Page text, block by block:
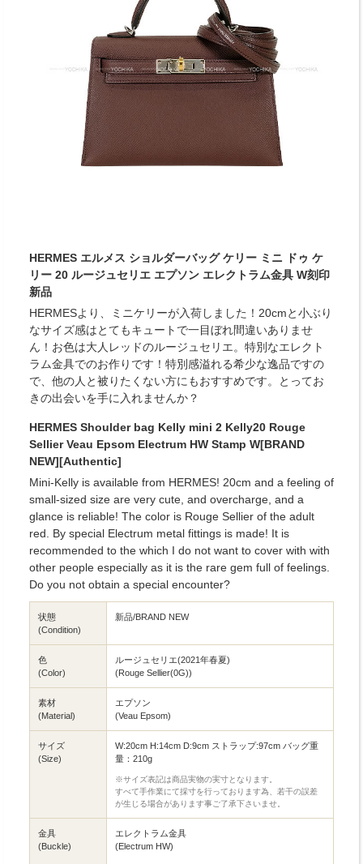
HERMES エルメス ショルダーバッグ ケリー ミニ ドゥ ケ
リー 20 ルージュセリエ エプソン エレクトラム金具 W刻印
新品
HERMESより、ミニケリーが入荷しました！20cmと小ぶり
なサイズ感はとてもキュートで一目ぼれ間違いありませ
ん！お色は大人レッドのルージュセリエ。特別なエレクト
ラム金具でのお作りです！特別感溢れる希少な逸品ですの
で、他の人と被りたくない方にもおすすめです。とってお
きの出会いを手に入れませんか？
HERMES Shoulder bag Kelly mini 2 Kelly20 Rouge
Sellier Veau Epsom Electrum HW Stamp W[BRAND
NEW][Authentic]
Mini-Kelly is available from HERMES! 20cm and a feeling of
small-sized size are very cute, and overcharge, and a
glance is reliable! The color is Rouge Sellier of the adult
red. By special Electrum metal fittings is made! It is
recommended to the which I do not want to cover with with
other people especially as it is the rare gem full of feelings.
Do you not obtain a special encounter?
状態
(Condition)
新品/BRAND NEW
色
(Color)
ルージュセリエ(2021年春夏)
(Rouge Sellier(0G))
素材
(Material)
エプソン
(Veau Epsom)
サイズ
(Size)
W:20cm H:14cm D:9cm ストラップ:97cm バッグ重
量：210g
※サイズ表記は商品実物の実寸となります。
すべて手作業にて採寸を行っております為、若干の誤差
が生じる場合があります事ご了承下さいませ。
金具
(Buckle)
エレクトラム金具
(Electrum HW)